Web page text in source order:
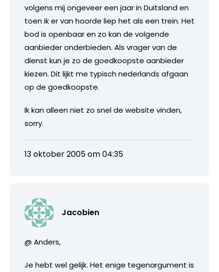
volgens mij ongeveer een jaar in Duitsland en
toen ik er van hoorde liep het als een trein. Het
bod is openbaar en zo kan de volgende
aanbieder onderbieden. Als vrager van de
dienst kun je zo de goedkoopste aanbieder
kiezen. Dit lijkt me typisch nederlands afgaan
op de goedkoopste.
Ik kan alleen niet zo snel de website vinden,
sorry.
13 oktober 2005 om 04:35
Jacobien
@ Anders,
Je hebt wel gelijk. Het enige tegenargument is